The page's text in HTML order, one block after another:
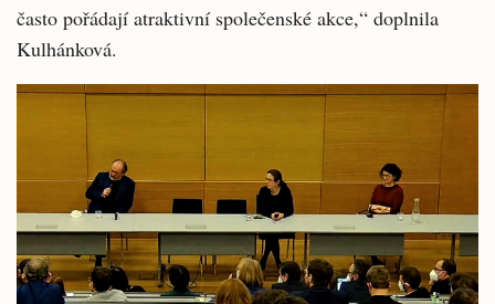
často pořádají atraktivní společenské akce,“ doplnila
Kulhánková.